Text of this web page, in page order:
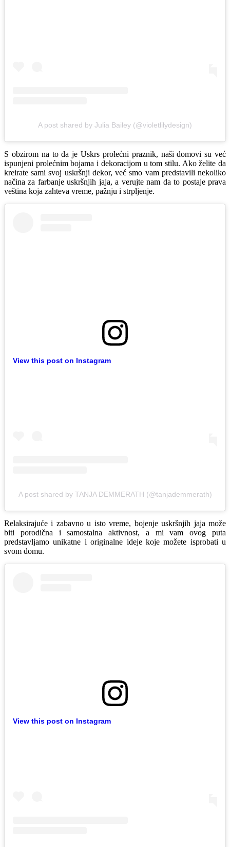
A post shared by Julia Bailey (@violetlilydesign)
S obzirom na to da je Uskrs prolećni praznik, naši domovi su već
ispunjeni prolećnim bojama i dekoracijom u tom stilu. Ako želite da
kreirate sami svoj uskršnji dekor, već smo vam predstavili nekoliko
načina za farbanje uskršnjih jaja, a verujte nam da to postaje prava
veština koja zahteva vreme, pažnju i strpljenje.
View this post on Instagram
A post shared by TANJA DEMMERATH (@tanjademmerath)
Relaksirajuće i zabavno u isto vreme, bojenje uskršnjih jaja može
biti porodična i samostalna aktivnost, a mi vam ovog puta
predstavljamo unikatne i originalne ideje koje možete isprobati u
svom domu.
View this post on Instagram